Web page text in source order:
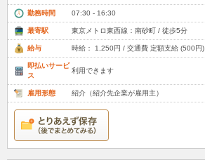
勤務時間 07:30 - 16:30
最寄駅 東京メトロ東西線：南砂町 / 徒歩5分
給与 時給： 1,250円 / 交通費 定額支給 (500円)
即払いサービ
ス
利用できます
雇用形態 紹介（紹介先企業が雇用主）